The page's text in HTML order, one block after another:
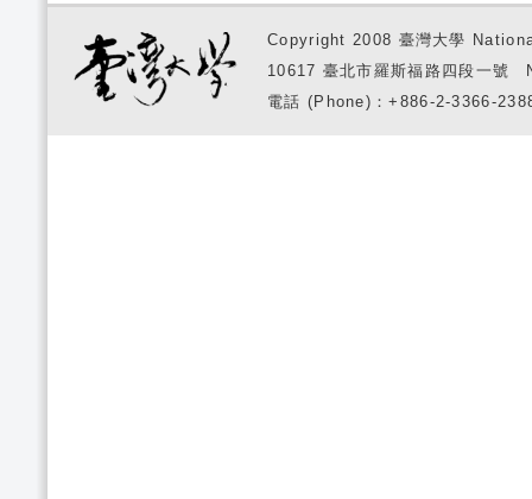
Copyright 2008 臺灣大學
10617 臺北市羅斯福路四段一
電話 (Phone)：+886-2-3366-